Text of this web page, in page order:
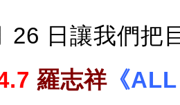
26 日讓我們把
羅志祥 《